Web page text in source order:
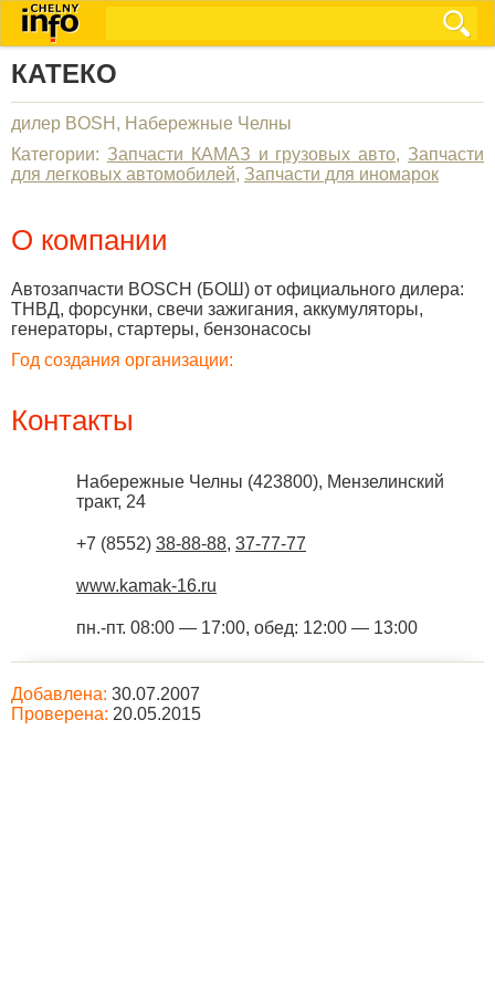
КАТЕКО
дилер BOSH, Набережные Челны
Категории: Запчасти КАМАЗ и грузовых авто, Запчасти
для легковых автомобилей, Запчасти для иномарок
О компании
Автозапчасти BOSCH (БОШ) от официального дилера:
ТНВД, форсунки, свечи зажигания, аккумуляторы,
генераторы, стартеры, бензонасосы
Год создания организации:
Контакты
Набережные Челны (423800), Мензелинский
тракт, 24
+7 (8552) 38-88-88, 37-77-77
www.kamak-16.ru
пн.-пт. 08:00 — 17:00, обед: 12:00 — 13:00
Добавлена: 30.07.2007
Проверена: 20.05.2015